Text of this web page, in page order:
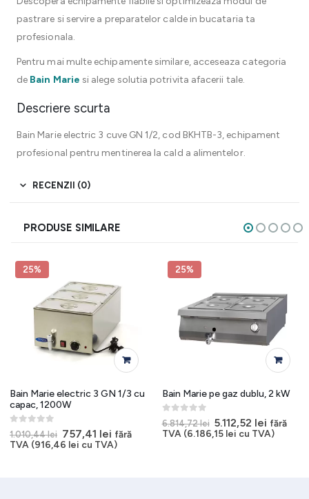
pastrare si servire a preparatelor calde in bucataria ta
profesionala.
Pentru mai multe echipamente similare, acceseaza categoria
de Bain Marie si alege solutia potrivita afacerii tale.
Descriere scurta
Bain Marie electric 3 cuve GN 1/2, cod BKHTB-3, echipament
profesional pentru mentinerea la cald a alimentelor.
RECENZII (0)
PRODUSE SIMILARE
25%
Bain Marie electric 3 GN 1/3 cu
capac, 1200W
0 out of 5
1.010,44lei Prețul
inițial
757,41 leiPrețul
curent
fără
TVA (916,46 lei cu TVA)
25%
Bain Marie pe gaz dublu, 2 kW
0out of 5
6.814,72lei Prețul
inițial
5.112,52 lei Prețul
curent
fără
TVA (6.186,15 lei cu TVA)